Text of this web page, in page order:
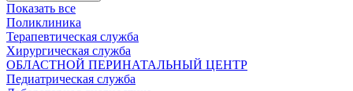
Показать все
Поликлиника
Терапевтическая служба
Хирургическая служба
ОБЛАСТНОЙ ПЕРИНАТАЛЬНЫЙ ЦЕНТР
Педиатрическая служба